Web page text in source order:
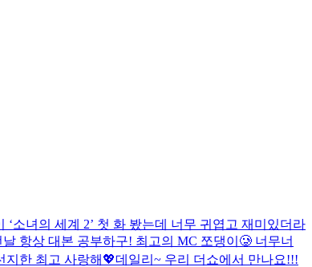
‘소녀의 세계 2’ 첫 화 봤는데 너무 귀엽고 재미있더라
항상 대본 공부하구! 최고의 MC 쪼댕이🥲 너무너
지한 최고 사랑해💖데일리~ 우리 더쇼에서 만나요!!!